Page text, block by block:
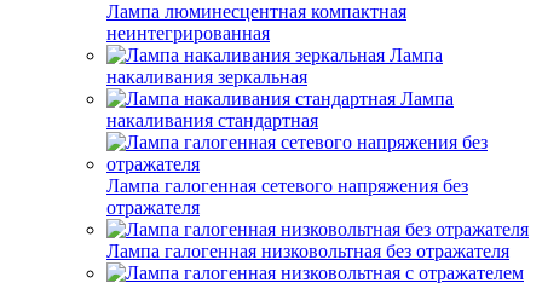
Лампа люминесцентная компактная
неинтегрированная
Лампа
накаливания зеркальная
Лампа
накаливания стандартная
Лампа галогенная сетевого напряжения без
отражателя
Лампа галогенная низковольтная без отражателя